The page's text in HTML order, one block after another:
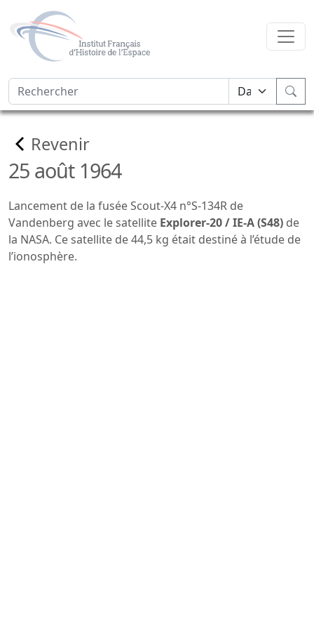
Revenir
25 août 1964
Lancement de la fusée Scout-X4 n°S-134R de
Vandenberg avec le satellite Explorer-20 / IE-A(S48) de
la NASA. Ce satellite de 44,5 kg était destiné à l’étude de
l’ionosphère.